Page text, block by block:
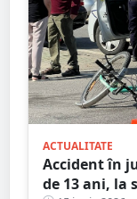
ACTUALITATE
Accident în
de 13 ani, la